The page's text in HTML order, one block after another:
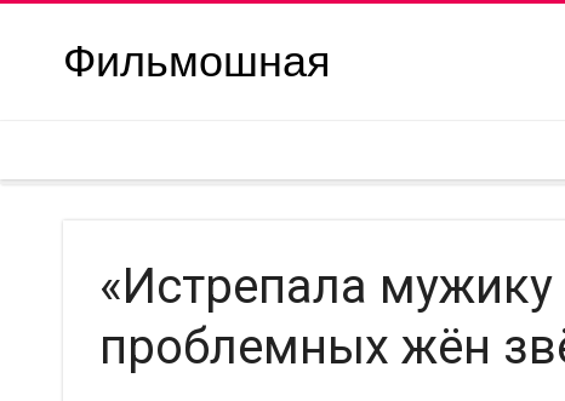
Фильмошная
«Истрепала
проблемных жён